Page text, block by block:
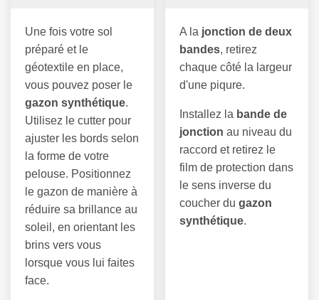
Une fois votre sol
préparé et le
géotextile en place,
vous pouvez poser le
gazon synthétique.
Utilisez le cutter pour
ajuster les bords selon
la forme de votre
pelouse. Positionnez
le gazon de manière à
réduire sa brillance au
soleil, en orientant les
brins vers vous
lorsque vous lui faites
face.
A la jonction de deux
bandes, retirez
chaque côté la largeur
d'une piqure.
Installez la bande de
jonction au niveau du
raccord et retirez le
film de protection dans
le sens inverse du
coucher dugazon
synthétique.